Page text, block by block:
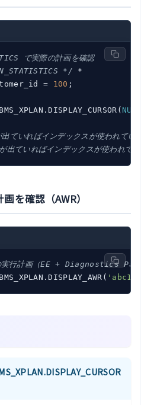
で実際の計画を確認
*/
= 100 ;
ていればインデックスが使われてい
ていればインデックスが使われて
を確認（AWR）
実行計画（EE + Diagnostics